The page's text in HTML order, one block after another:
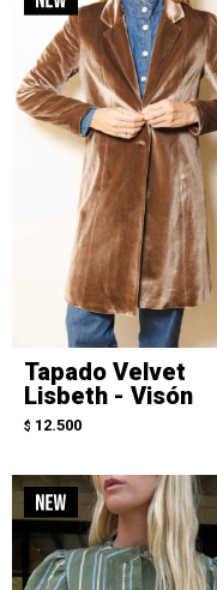
Tapado Velvet
Lisbeth - Visón
$ 12.500